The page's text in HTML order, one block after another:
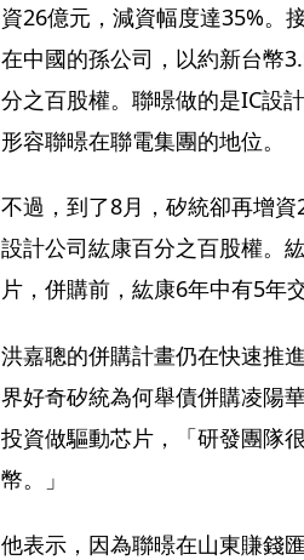
資26億元，減資幅度達35%。
在中國的孫公司，以約新台幣
分之百股權。聯暻做的是IC設
形容聯暻在聯電集團的地位。
不過，到了8月，矽統卻再增
設計公司紘康百分之百股權。
片，併購前，紘康6年中有5年
洪嘉聰的併購計畫仍在快速推
界好奇矽統為何舉債併購凌陽
投資做驅動芯片，「研發團隊
幣。」
他表示，因為聯暻在山東賺錢